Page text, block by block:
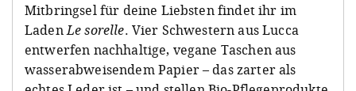
Mitbringsel für deine Liebsten findet ihr im
LadenLe sorelle. Vier Schwestern aus Lucca
entwerfen nachhaltige, vegane Taschen aus
wasserabweisendem Papier – das zarter als